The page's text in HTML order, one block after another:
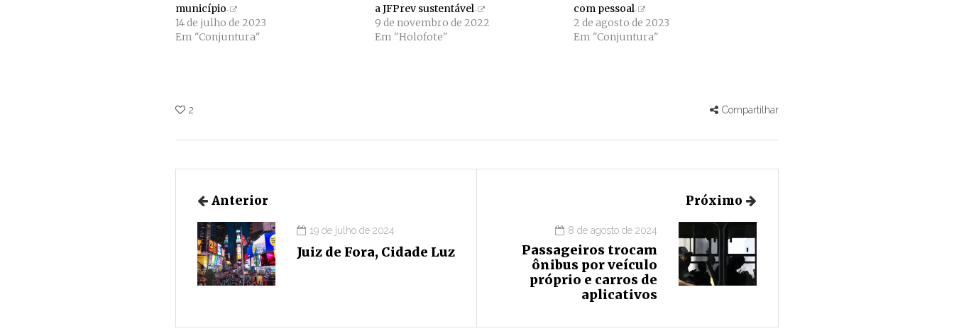
município
14 de julho de 2023
Em "Conjuntura"
a JFPrev sustentável
9 de novembro de 2022
Em "Holofote"
com pessoal
2 de agosto de 2023
Em "Conjuntura"
2 Compartilhar
Anterior
19 de julho de 2024
Juiz de Fora, Cidade Luz
Próximo
8 de agosto de 2024
Passageiros trocam
ônibus por veículo
próprio e carros de
aplicativos